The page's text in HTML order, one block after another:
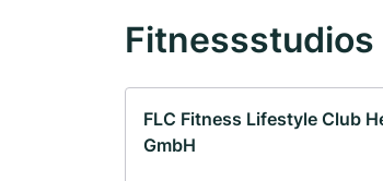
Fitnessstudios
FLC Fitness Lifestyle Club
GmbH